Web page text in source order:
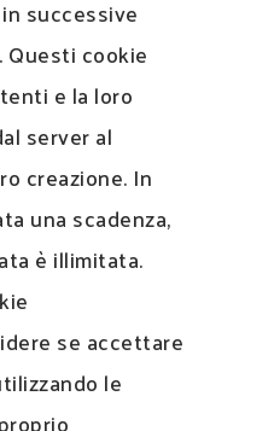
successive
cookie
e la loro
server al
creazione. In
una scadenza,
è illimitata.
se accettare
le